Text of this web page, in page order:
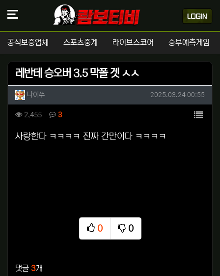
공식보증업체 스포츠중계 라이브스코어 승부예측게임
레반테 승오버 3.5 막폴 겟 ㅅㅅ
작성자 정보
나이쑤작성 작성일
2025.03.24 00:55
컨텐츠 정보
2,455조회 3댓글 목록
본문
사랑한다 ㅋㅋㅋㅋ 진짜 간만이다 ㅋㅋㅋㅋ
0
추천
0
비추천
댓글 3개